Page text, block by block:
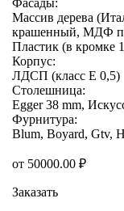
Фасады:
Массив дерева
крашенный, МДФ
Пластик (в
Корпус:
ЛДСП (класс E 0,5)
Столешница:
Egger 38 mm,
Фурнитура:
Blum, Boyard, Gtv,
от 50000.00 ₽
Заказать